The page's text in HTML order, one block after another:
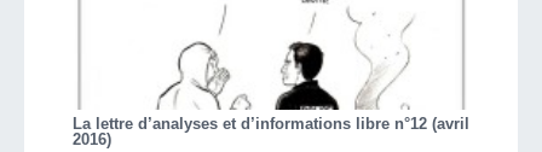
La lettre d’analyses et d’informations libre n°12 (avril
2016)